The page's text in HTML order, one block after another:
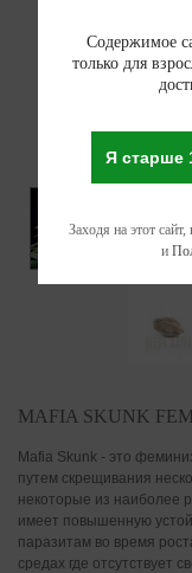
MAFIA SKUNK
Mafia Skunk - это
путем скрещивания
некоторые из наиболее
имеет повышенную
паразитам во время
средах где отсутствует
Содержимое
только для
Я старше
Заходя на этот
и